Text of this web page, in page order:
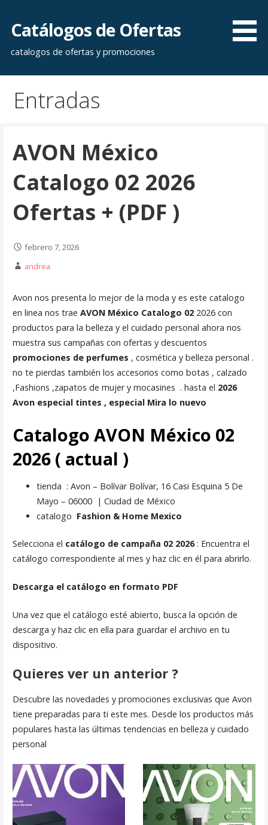
contenido
Catálogos de Ofertas
catalogos de ofertas y promociones
Entradas
AVON México
Catalogo 02 2026
Ofertas + (PDF )
febrero 7, 2026
andrea
Avon nos presenta lo mejor de la moda y es este catalogo
en linea nos trae AVON México Catalogo 022026 con
productos para la belleza y el cuidado personal ahora nos
muestra sus campañas con ofertas y descuentos
promociones de perfumes , cosmética y belleza personal .
no te pierdas también los accesorios como botas , calzado
,Fashions ,zapatos de mujer y mocasines . hasta el 2026
Avon especial tintes , especial Mira lo nuevo
Catalogo AVON México 02
2026 ( actual )
tienda : Avon – Bolívar Bolívar, 16 Casi Esquina 5 De
Mayo – 06000 | Ciudad de México
catalogo Fashion & Home Mexico
Selecciona el catálogo de campaña 02 2026 : Encuentra el
catálogo correspondiente al mes y haz clic en él para abrirlo.
Descarga el catálogo en formato PDF
Una vez que el catálogo esté abierto, busca la opción de
descarga y haz clic en ella para guardar el archivo en tu
dispositivo.
Quieres ver un anterior ?
Descubre las novedades y promociones exclusivas que Avon
tiene preparadas para ti este mes. Desde los productos más
populares hasta las últimas tendencias en belleza y cuidado
personal